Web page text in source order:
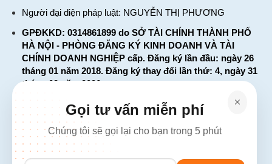
Người đại diện pháp luật: NGUYỄN THỊ PHƯƠNG
GPĐKKD: 0314861899 do SỞ TÀI CHÍNH THÀNH PHỐ
HÀ NỘI - PHÒNG ĐĂNG KÝ KINH DOANH VÀ TÀI
CHÍNH DOANH NGHIỆP cấp. Đăng ký lần đầu: ngày 26
tháng 01 năm 2018. Đăng ký thay đổi lần thứ: 4, ngày 31
tháng 03 năm 2026
226 Đường Láng, Đống Đa, Hà Nội
137 Đường Hòa Hưng, Phường 12, Quận 10, TP. Hồ Chí
Minh
Hotline: 1900 2106 - 0386 001 001
Gọi tư vấn miễn phí
Chúng tôi sẽ gọi lại cho bạn trong 5 phút